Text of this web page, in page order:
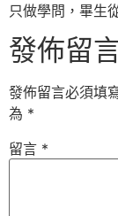
只做學問，畢生
發佈留
發佈留言必須填
為 *
留言 *